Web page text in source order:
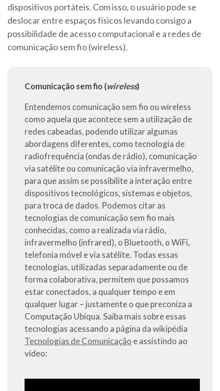
dispositivos portáteis. Com isso, o usuário pode se
deslocar entre espaços físicos levando consigo a
possibilidade de acesso computacional e a redes de
comunicação sem fio (wireless).
Comunicação sem fio (wireless)
Entendemos comunicação sem fio ou wireless
como aquela que acontece sem a utilização de
redes cabeadas, podendo utilizar algumas
abordagens diferentes, como tecnologia de
radiofrequência (ondas de rádio), comunicação
via satélite ou comunicação via infravermelho,
para que assim se possibilite a interação entre
dispositivos tecnológicos, sistemas e objetos,
para troca de dados. Podemos citar as
tecnologias de comunicação sem fio mais
conhecidas, como a realizada via rádio,
infravermelho (infrared), o Bluetooth, o WiFi,
telefonia móvel e via satélite. Todas essas
tecnologias, utilizadas separadamente ou de
forma colaborativa, permitem que possamos
estar conectados, a qualquer tempo e em
qualquer lugar – justamente o que preconiza a
Computação Ubíqua. Saiba mais sobre essas
tecnologias acessando a página da wikipédia
Tecnologias de Comunicação e assistindo ao
vídeo: